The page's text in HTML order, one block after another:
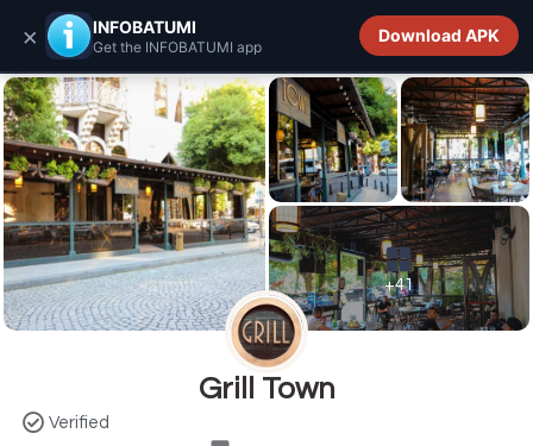
INFOBATUMI.GE
+41
Grill Town
Verified
× INFOBATUMI
Get the INFOBATUMI app
Download APK